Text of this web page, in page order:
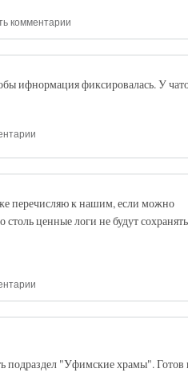
комментарии
ифнормация фиксировалась. У
перечисляю к нашим, если можно
ценные логи не будут
"Уфимские храмы". Готов